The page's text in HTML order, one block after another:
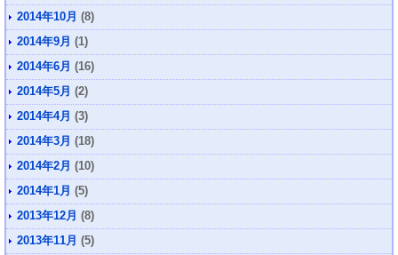
2014年10月 (8)
2014年9月 (1)
2014年6月 (16)
2014年5月 (2)
2014年4月 (3)
2014年3月 (18)
2014年2月 (10)
2014年1月 (5)
2013年12月 (8)
2013年11月 (5)